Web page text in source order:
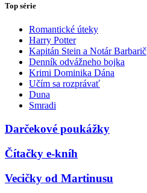
Top série
Romantické úteky
Harry Potter
Kapitán Stein a Notár Barbarič
Denník odvážneho bojka
Krimi Dominika Dána
Učím sa rozprávať
Duna
Smradi
Darčekové poukážky
Čítačky e-kníh
Vecičky od Martinusu